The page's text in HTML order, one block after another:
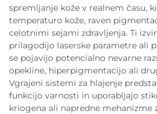
spremljanje kože v realnem času,
temperaturo kože, raven
celotnimi sejami zdravljenja. Ti
prilagodijo laserske parametre ali
se pojavijo potencialno nevarne
opekline, hiperpigmentacijo ali
Vgrajeni sistemi za hlajenje
funkcijo varnosti in uporabljajo
kriogena ali napredne mehanizme